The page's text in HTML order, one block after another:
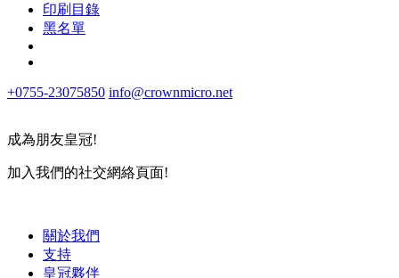
印刷目錄
黑名單
+0755-23075850 info@crownmicro.net
成為朋友皇冠!
加入我們的社交網絡頁面!
關於我們
支持
皇冠夥伴